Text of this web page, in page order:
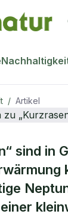
/ Artikel
sind in